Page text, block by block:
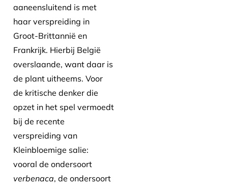
aaneensluitend is met
haar verspreiding in
Groot-Brittannië en
Frankrijk. Hierbij België
overslaande, want daar is
de plant uitheems. Voor
de kritische denker die
opzet in het spel vermoedt
bij de recente
verspreiding van
Kleinbloemige salie:
vooral de ondersoort
verbenaca, de ondersoort